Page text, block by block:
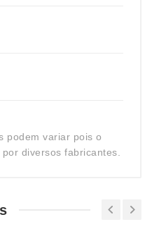
podem variar pois o
diversos fabricantes.